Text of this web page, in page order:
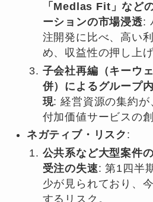
「Medlas Fit」など
ーションの市場浸透:
注開発に比べ、高い
め、収益性の押し上
子会社再編（キーウ
併）によるグループ
現: 経営資源の集約
付加価値サービスの
ネガティブ・リスク :
公共系など大型案件
受注の失速: 第1四半
少が見られており、
するリスク。